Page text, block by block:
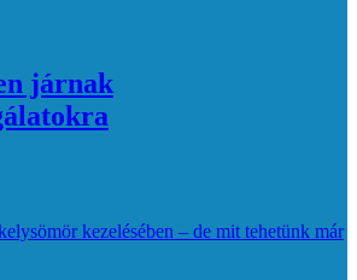
járnak
kezelésében – de mit tehetünk már